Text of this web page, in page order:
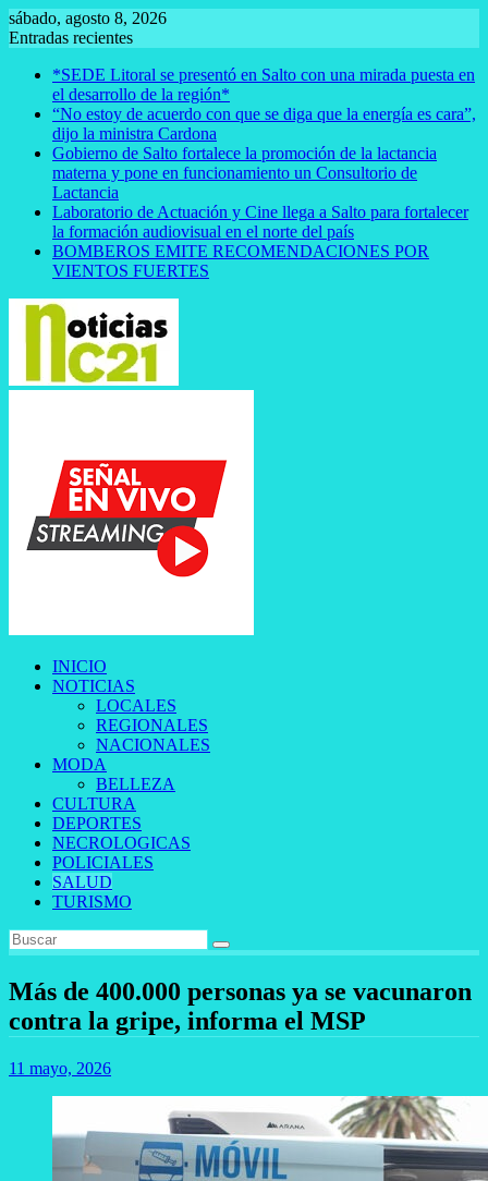
Saltar
al
sábado, agosto 8, 2026
Entradas recientes
*SEDE Litoral se presentó en Salto con una mirada puesta en
el desarrollo de la región*
“No estoy de acuerdo con que se diga que la energía es cara”,
dijo la ministra Cardona
Gobierno de Salto fortalece la promoción de la lactancia
materna y pone en funcionamiento un Consultorio de
Lactancia
Laboratorio de Actuación y Cine llega a Salto para fortalecer
la formación audiovisual en el norte del país
BOMBEROS EMITE RECOMENDACIONES POR
VIENTOS FUERTES
INICIO
NOTICIAS
LOCALES
REGIONALES
NACIONALES
MODA
BELLEZA
CULTURA
DEPORTES
NECROLOGICAS
POLICIALES
SALUD
TURISMO
Más de 400.000 personas ya se vacunaron
contra la gripe, informa el MSP
11 mayo, 2026